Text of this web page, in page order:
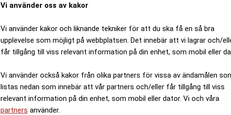
Vi använder oss av kakor
Vi använder kakor och liknande tekniker för att du ska få en så bra
upplevelse som möjligt på webbplatsen. Det innebär att vi lagrar och/
får tillgång till viss relevant information på din enhet, som mobil eller
Vi använder också kakor från olika partners för vissa av ändamålen
listas nedan som innebär att vår partners och/eller får tillgång till viss
relevant information på din enhet, som mobil eller dator. Vi och våra
partners använder.